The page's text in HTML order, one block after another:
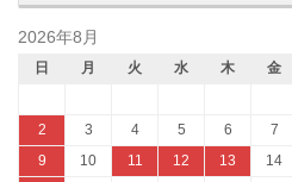
2026年8月
日 月 火 水 木 金
2
3 4 5 6 7
9
10 11 12 13 14